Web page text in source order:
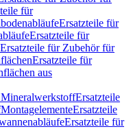
für
Ersatzteile für
Ersatzteile für
Ersatzteile für Zubehör für
Ersatzteile für
aus
Ersatzteile
MontagelementeErsatzteile
Ersatzteile für